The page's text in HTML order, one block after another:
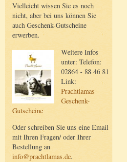
Vielleicht wissen Sie es noch
nicht, aber bei uns können Sie
auch Geschenk-Gutscheine
erwerben.
Weitere Infos
unter: Telefon:
02864 - 88 46 81
Link:
Prachtlamas-
Geschenk-
Gutscheine
Oder schreiben Sie uns eine Email
mit Ihren Fragen/ oder Ihrer
Bestellung an
info@prachtlamas.de.